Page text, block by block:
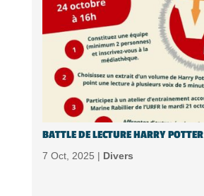
BATTLE DE LECTURE HARRY POTTER
7 Oct, 2025 | Divers